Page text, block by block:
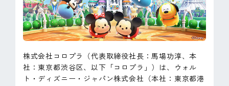
EN
株式会社コロプラ（代表取締役社長：馬場功淳、本
社：東京都渋谷区、以下「コロプラ」）は、ウォル
ト・ディズニー・ジャパン株式会社（本社：東京都港